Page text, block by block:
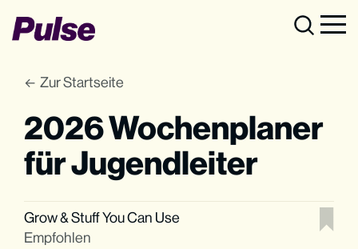
Zur Startseite
2026 Wochenplaner
für Jugendleiter
Grow&Stuff You Can Use
Empfohlen